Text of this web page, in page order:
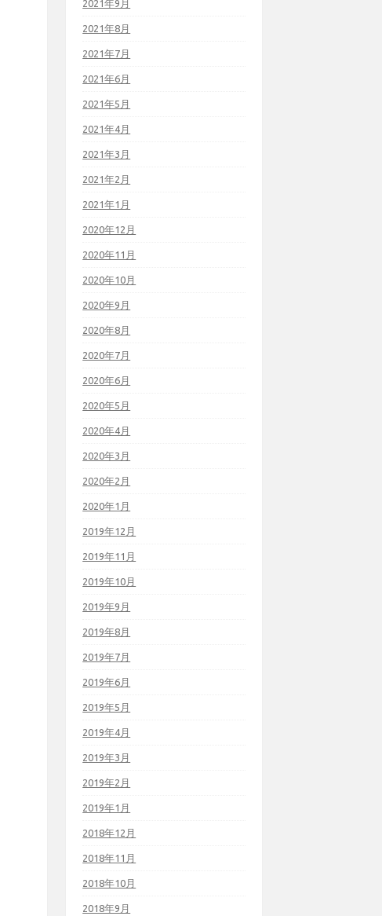
2021年9月
2021年8月
2021年7月
2021年6月
2021年5月
2021年4月
2021年3月
2021年2月
2021年1月
2020年12月
2020年11月
2020年10月
2020年9月
2020年8月
2020年7月
2020年6月
2020年5月
2020年4月
2020年3月
2020年2月
2020年1月
2019年12月
2019年11月
2019年10月
2019年9月
2019年8月
2019年7月
2019年6月
2019年5月
2019年4月
2019年3月
2019年2月
2019年1月
2018年12月
2018年11月
2018年10月
2018年9月